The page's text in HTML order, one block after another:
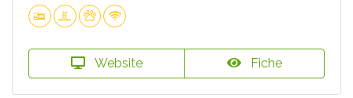
Website Fiche